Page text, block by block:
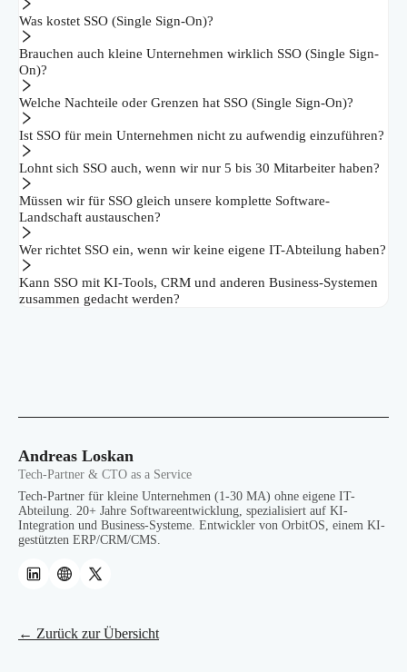
Was kostet SSO (Single Sign-On)?
Brauchen auch kleine Unternehmen wirklich SSO (Single Sign-
On)?
Welche Nachteile oder Grenzen hat SSO (Single Sign-On)?
Ist SSO für mein Unternehmen nicht zu aufwendig einzuführen?
Lohnt sich SSO auch, wenn wir nur 5 bis 30 Mitarbeiter haben?
Müssen wir für SSO gleich unsere komplette Software-
Landschaft austauschen?
Wer richtet SSO ein, wenn wir keine eigene IT-Abteilung haben?
Kann SSO mit KI-Tools, CRM und anderen Business-Systemen
zusammen gedacht werden?
Andreas Loskan
Tech-Partner & CTO as a Service
Tech-Partner für kleine Unternehmen (1-30 MA) ohne eigene IT-
Abteilung. 20+ Jahre Softwareentwicklung, spezialisiert auf KI-
Integration und Business-Systeme. Entwickler von OrbitOS, einem KI-
gestützten ERP/CRM/CMS.
← Zurück zur Übersicht